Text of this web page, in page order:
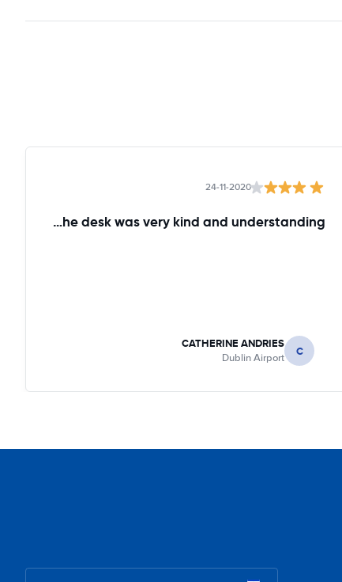
24-11-2020
the lady at the desk was very kind and understanding!
C
CATHERINE ANDRIES
Dublin Airport